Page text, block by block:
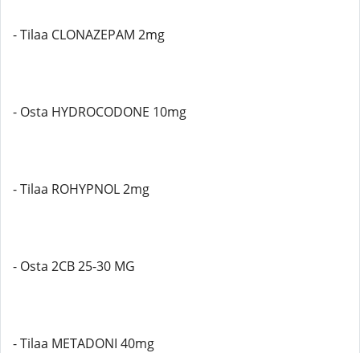
- Tilaa CLONAZEPAM 2mg
- Osta HYDROCODONE 10mg
- Tilaa ROHYPNOL 2mg
- Osta 2CB 25-30 MG
- Tilaa METADONI 40mg